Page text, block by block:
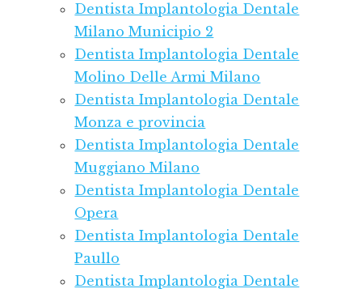
Dentista Implantologia Dentale
Milano Municipio 2
Dentista Implantologia Dentale
Molino Delle Armi Milano
Dentista Implantologia Dentale
Monza e provincia
Dentista Implantologia Dentale
Muggiano Milano
Dentista Implantologia Dentale
Opera
Dentista Implantologia Dentale
Paullo
Dentista Implantologia Dentale